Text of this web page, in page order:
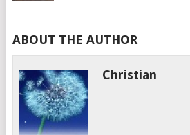
ABOUT THE AUTHOR
Christian